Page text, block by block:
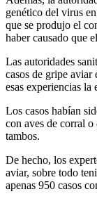
genético del virus
que se produjo el
haber causado que
Las autoridades
casos de gripe aviar
esas experiencias la
Los casos habían
con aves de corral o
tambos.
De hecho, los
aviar, sobre todo
apenas 950 casos